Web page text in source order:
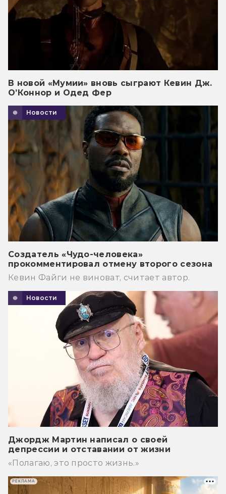
В новой «Мумии» вновь сыграют Кевин Дж.
О’Коннор и Одед Фер
Новости
Создатель «Чудо-человека»
прокомментировал отмену второго сезона
Кевин Файги не виноват, считает автор.
Новости
Джордж Мартин написал о своей
депрессии и отставании от жизни
«Полагаю, это просто жизнь.»
РЕКЛАМА